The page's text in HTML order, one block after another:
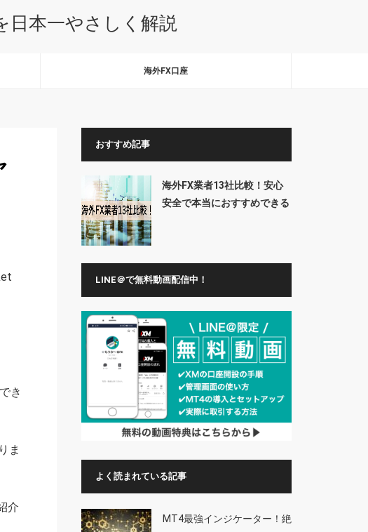
日本一やさしく解説
海外FX口座
き
ま
介
おすすめ記事
海外FX業者13社比較！安心
安全で本当におすすめできる
LINE＠で無料動画配信中！
よく読まれている記事
MT4最強インジケーター！絶